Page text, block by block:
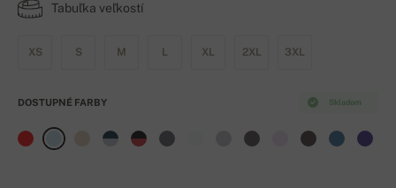
Tabuľka veľkostí
XS S M L XL 2XL 3XL
Skladom
DOSTUPNÉ FARBY